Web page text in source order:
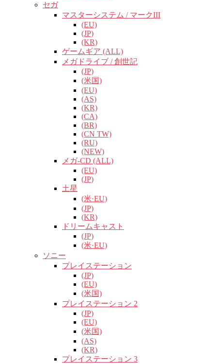
セガ
マスターシステム / マークIII
(EU)
(JP)
(KR)
ゲームギア (ALL)
メガドライブ / 創世記
(JP)
(米国)
(EU)
(AS)
(KR)
(CA)
(BR)
(CN TW)
(RU)
(NEW)
メガ-CD (ALL)
(EU)
(JP)
土星
(米·EU)
(JP)
(KR)
ドリームキャスト
(JP)
(米·EU)
ソニー
プレイステーション
(JP)
(EU)
(米国)
プレイステーション 2
(JP)
(EU)
(米国)
(AS)
(KR)
プレイステーション 3